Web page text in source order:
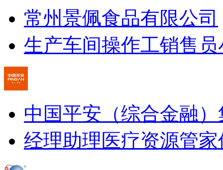
常州景佩食品有限公司
生产车间操作工销售员
中国平安（综合金融）
经理助理医疗资源管家